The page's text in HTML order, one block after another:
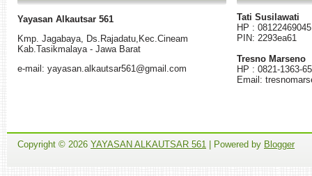
Yayasan Alkautsar 561
Kmp. Jagabaya Ds. Rajadatu Kec.Cineam
Kab Tasikmalaya - Jawa Barat
e-mail: yayasan.alkautsar561@gmail.com
Tati Susilawati
HP : 08122469045
PIN: 2293ea61
Tresno Marseno
HP : 0821-1363-
Email:
Copyright © 2026 YAYASAN ALKAUTSAR 561 | Powered by Blogger